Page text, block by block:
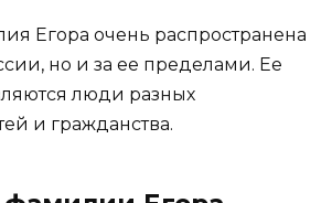
Егора очень распространена
но и за ее пределами. Ее
люди разных
и гражданства.